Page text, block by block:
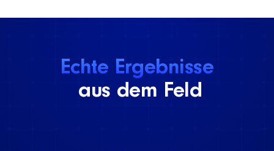
Echte Ergebnisse
aus dem Feld